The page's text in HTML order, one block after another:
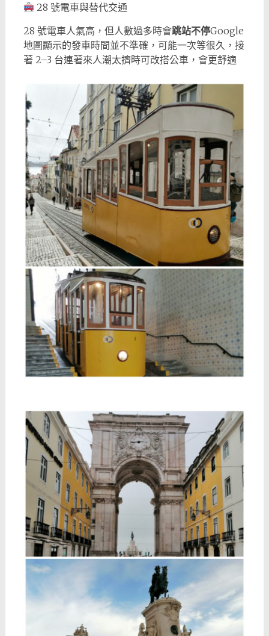
28 號電車與替代交通
28 號電車人氣高，但人數過多時會跳站不停Google
地圖顯示的發車時間並不準確，可能一次等很久，接
著 2–3 台連著來人潮太擠時可改搭公車，會更舒適